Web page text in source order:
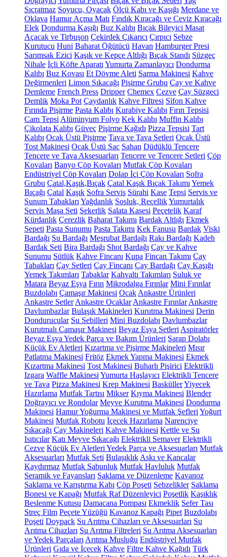
Sıçratmaz Soyucu, Oyacak Ölçü Kabı ve Kaşığı Merdane ve
Oklava Hamur Açma Matı Fındık Kıracağı ve Ceviz Kıracağı
Elek Dondurma Kaşığı Buz Kalıbı Bıçak Bileyici Masat
Açacak ve Tirbuşon Çekirdek Çıkarıcı Çırpıcı Sebze
Kurutucu Huni Baharat Öğütücü Havan Hamburger Presi
Sarımsak Ezici Kaşık ve Kepçe Altlığı Bıçak Standı Süzgeç
Nihale İçli Köfte Aparatı Yumurta Zamanlayıcı Dondurma
Kalıbı Buz Kovası Et Dövme Aleti Sarma Makinesi Kahve
Değirmenleri Limon Sıkacağı Pişirme Grubu Çay ve Kahve
Demleme French Press Dripper Chemex Cezve Çay Süzgeci
Demlik Moka Pot Çaydanlık Kahve Filtresi Sifon Kahve
Fırında Pişirme Pasta Kalıbı Kurabiye Kalıbı Fırın Tepsisi
Cam Tepsi Alüminyum Folyo Kek Kalıbı Muffin Kalıbı
Çikolata Kalıbı Güveç Pişirme Kağıdı Pizza Tepsisi Tart
Kalıbı Ocak Üstü Pişirme Tava ve Tava Setleri Ocak Üstü
Tost Makinesi Ocak Üstü Sac Sahan Düdüklü Tencere
Tencere ve Tava Aksesuarları Tencere ve Tencere Setleri Çöp
Kovaları Banyo Çöp Kovaları Mutfak Çöp Kovaları
Endüstriyel Çöp Kovaları Dolap İçi Çöp Kovaları Sofra
Grubu Çatal,Kaşık,Bıçak Çatal Kaşık Bıçak Takımı Yemek
Bıçağı Çatal Kaşık Sofra Servis Sürahi Kase Tepsi Servis ve
Sunum Tabakları Yağdanlık Sosluk, ReçellikYumurtalık
Servis Maşa Seti Şekerlik Salata Kasesi Peçetelik Karaf
Kürdanlık Çerezlik Baharat Takımı Bardak Altlığı Ekmek
Sepeti Pasta Sunumu Pasta Takımı Kek Fanusu Bardak Viski
Bardağı Su Bardağı Meşrubat Bardağı Rakı Bardağı Kadeh
Bardak Seti Bira Bardağı Shot Bardağı Çay ve Kahve
Sunumu Sütlük Kahve Fincanı Kupa Fincan Takımı Çay
Tabakları Çay Setleri Çay Fincanı Çay Bardağı Çay Kaşığı
Yemek Takımları Tabaklar Kahvaltı Takımları Suluk ve
Matara Beyaz Eşya Fırın Mikrodalga Fırınlar Mini Fırınlar
Buzdolabı Çamaşır Makinesi Ocak Ankastre Ürünleri
Ankastre Setler Ankastre Ocaklar Ankastre Fırınlar Ankastre
Davlumbazlar Bulaşık Makineleri Kurutma Makinesi Derin
Dondurucular Su Sebilleri Mini Buzdolabı Davlumbazlar
Kurutmalı Çamaşır Makinesi Beyaz Eşya Setleri Aspiratörler
Beyaz Eşya Yedek Parça ve Bakım Ürünleri Şarap Dolabı
Küçük Ev Aletleri Kızartma ve Pişirme Makineleri Mısır
Patlatma Makinesi Fritöz Ekmek Yapma Makinesi Ekmek
Kızartma Makinesi Tost Makinesi Buharlı Pişirici Elektrikli
Izgara Waffle Makinesi Yumurta Haşlayıcı Elektrikli Tencere
ve Tava Pizza Makinesi Krep Makinesi BasküllerYiyecek
Hazırlama Mutfak Tartısı Mikser Kıyma Makinesi Blender
Doğrayıcı ve Rondolar Meyve Kurutma Makinesi Dondurma
Makinesi Hamur Yoğurma Makinesi ve Mutfak Şefleri Yoğurt
Makinesi Mutfak Robotu İçecek Hazırlama Narenciye
Sıkacağı Çay Makineleri Kahve Makinesi Kettle ve Su
Isıtıcılar Katı Meyve Sıkacağı Elektrikli Semaver Elektrikli
Cezve Küçük Ev Aletleri Yedek Parça ve Aksesuarları Mutfak
Aksesuarları Mutfak Seti Bulaşıklık Askı ve Kancalar
Kaydırmaz Mutfak Sabunluk Mutfak Havluluk Mutfak
Seramik ve Fayansları Saklama ve Düzenleme Kavanoz
Saklama ve Karıştırma Kabı Çöp Poşeti Sebzelikler Saklama
Bonesi ve Kapağı Mutfak Raf Düzenleyici Poşetlik Kaşıklık
Beslenme Kutusu Damacana Pompası Ekmeklik Sefer Tası
Streç Film Peçete Yüzüğü Kavanoz Kapağı Pipet Buzdolabı
Poşeti Doypack Su Arıtma Cihazları ve Aksesuarları Su
Arıtma Cihazları Su Arıtma Filtreleri Su Arıtma Aksesuarları
ve Yedek Parçaları Arıtma Musluğu Endüstriyel Mutfak
Ürünleri Gıda ve İçecek Kahve Filtre Kahve Kağıdı Türk